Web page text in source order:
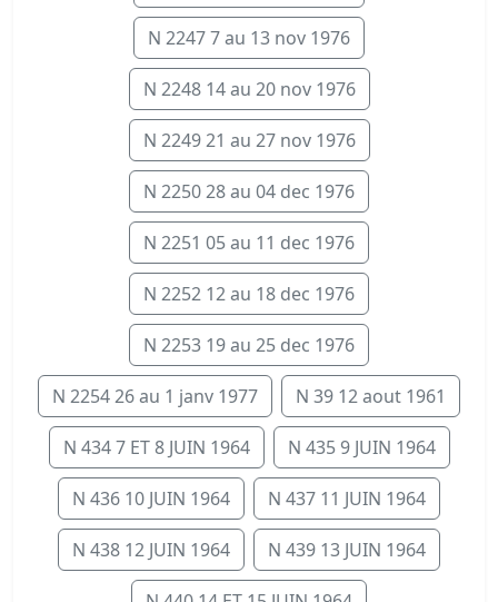
N 2247 7 au 13 nov 1976
N 2248 14 au 20 nov 1976
N 2249 21 au 27 nov 1976
N 2250 28 au 04 dec 1976
N 2251 05 au 11 dec 1976
N 2252 12 au 18 dec 1976
N 2253 19 au 25 dec 1976
N 2254 26 au 1 janv 1977 N 39 12 aout 1961
N 434 7 ET 8 JUIN 1964 N 435 9 JUIN 1964
N 436 10 JUIN 1964 N 437 11 JUIN 1964
N 438 12 JUIN 1964 N 439 13 JUIN 1964